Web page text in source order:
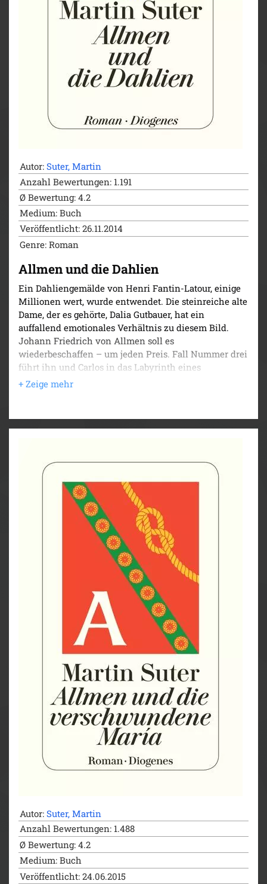
Autor: Suter, Martin
Anzahl Bewertungen: 1.191
Ø Bewertung: 4.2
Medium: Buch
Veröffentlicht: 26.11.2014
Genre: Roman
Allmen und die Dahlien
Ein Dahliengemälde von Henri Fantin-Latour, einige
Millionen wert, wurde entwendet. Die steinreiche alte
Dame, der es gehörte, Dalia Gutbauer, hat ein
auffallend emotionales Verhältnis zu diesem Bild.
Johann Friedrich von Allmen soll es
wiederbeschaffen – um jeden Preis. Fall Nummer drei
führt ihn und Carlos in das Labyrinth eines
heruntergekommenen Luxushotels. Und damit in die
Welt der Reichen und Schönen – umschwirrt von all
Autor: Suter, Martin
Anzahl Bewertungen: 1.488
Ø Bewertung: 4.2
Medium: Buch
Veröffentlicht: 24.06.2015